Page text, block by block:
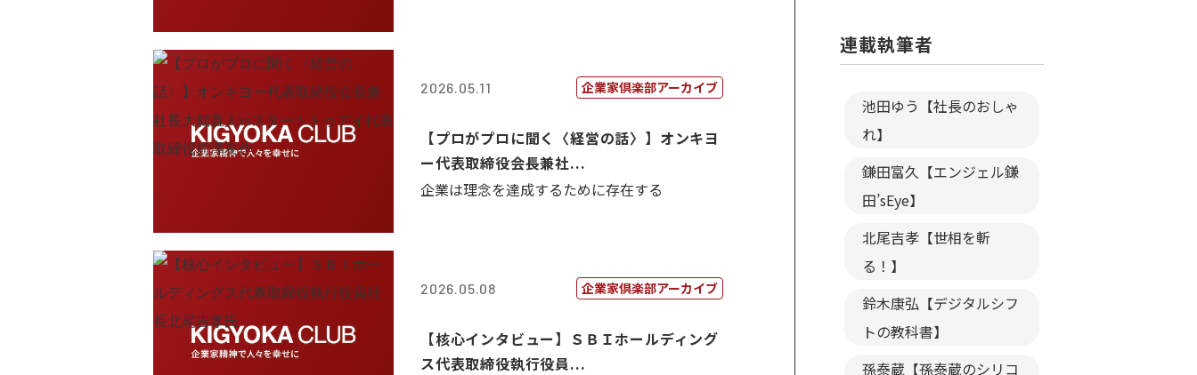
2026.05.11 企業家倶楽部アーカイブ
【プロがプロに聞く〈経営の話〉】オンキヨ
ー代表取締役会長兼社...
企業は理念を達成するために存在する
2026.05.08 企業家倶楽部アーカイブ
【核心インタビュー】ＳＢＩホールディング
ス代表取締役執行役員...
連載執筆者
池田ゆう【社長のおしゃ
れ】
鎌田富久【エンジェル鎌
田’sEye】
北尾吉孝【世相を斬
る！】
鈴木康弘【デジタルシフ
トの教科書】
孫泰蔵【孫泰蔵のシリコ